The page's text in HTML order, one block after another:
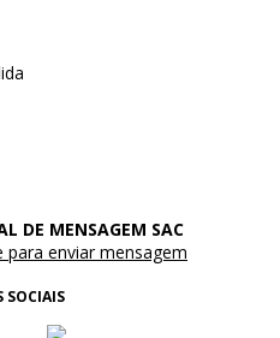
DE MENSAGEM SAC
para enviar mensagem
SOCIAIS